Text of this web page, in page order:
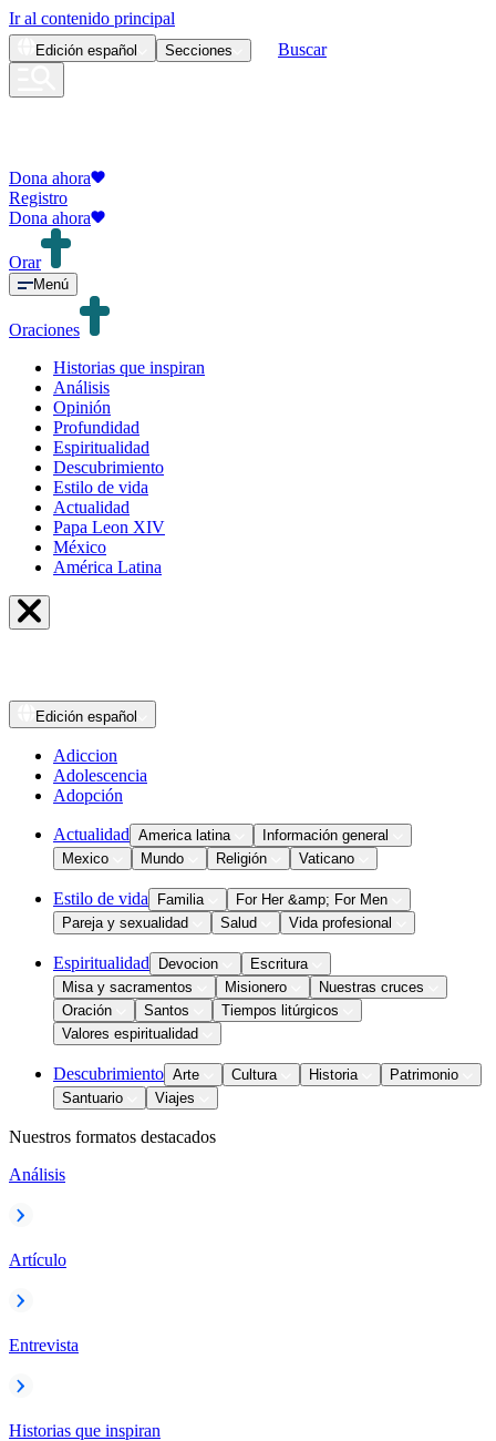
Ir al contenido principal
Edición español Secciones Buscar
Dona ahora
Registro
Dona ahora
Orar
Menú
Oraciones
Historias que inspiran
Análisis
Opinión
Profundidad
Espiritualidad
Descubrimiento
Estilo de vida
Actualidad
Papa Leon XIV
México
América Latina
Edición español
Adiccion
Adolescencia
Adopción
Actualidad America latina
Información general
Mexico
Mundo Religión Vaticano
Estilo de vida Familia
For Her &amp; For Men
Pareja y sexualidad
Salud Vida profesional
Espiritualidad Devocion
Escritura
Misa y sacramentos
Misionero
Nuestras cruces
Oración
Santos
Tiempos litúrgicos
Valores espiritualidad
Descubrimiento Arte Cultura Historia
Patrimonio
Santuario
Viajes
Nuestros formatos destacados
Análisis
Artículo
Entrevista
Historias que inspiran